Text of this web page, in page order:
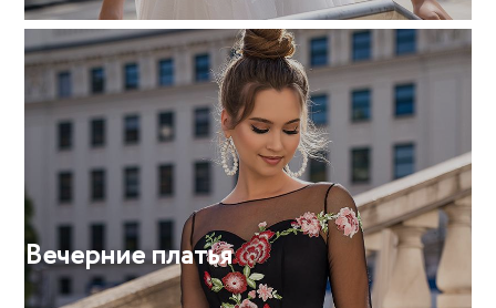
Вечерние платья